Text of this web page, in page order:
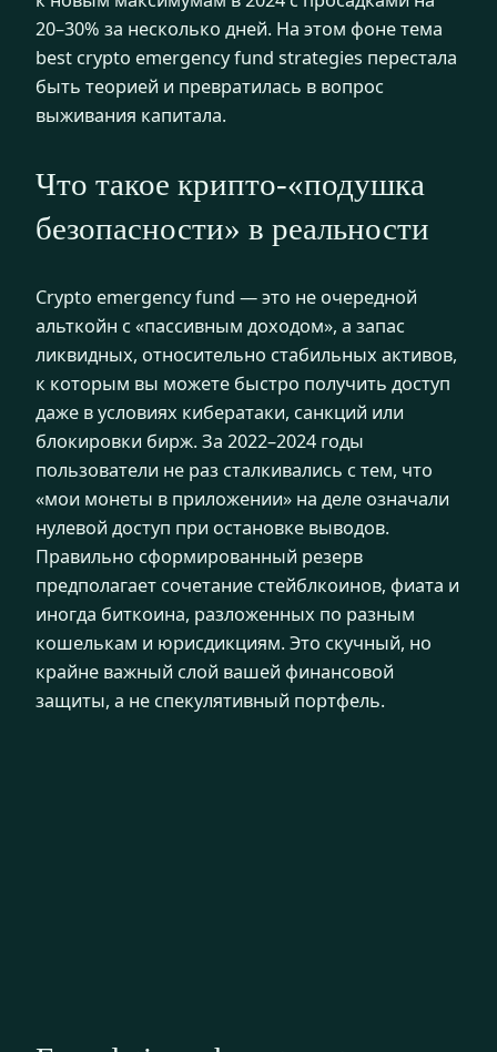
20–30% за несколько дней. На этом фоне тема
best crypto emergency fund strategies перестала
быть теорией и превратилась в вопрос
выживания капитала.
Что такое крипто-«подушка
безопасности» в реальности
Crypto emergency fund — это не очередной
альткойн с «пассивным доходом», а запас
ликвидных, относительно стабильных активов,
к которым вы можете быстро получить доступ
даже в условиях кибератаки, санкций или
блокировки бирж. За 2022–2024 годы
пользователи не раз сталкивались с тем, что
«мои монеты в приложении» на деле означали
нулевой доступ при остановке выводов.
Правильно сформированный резерв
предполагает сочетание стейблкоинов, фиата и
иногда биткоина, разложенных по разным
кошелькам и юрисдикциям. Это скучный, но
крайне важный слой вашей финансовой
защиты, а не спекулятивный портфель.